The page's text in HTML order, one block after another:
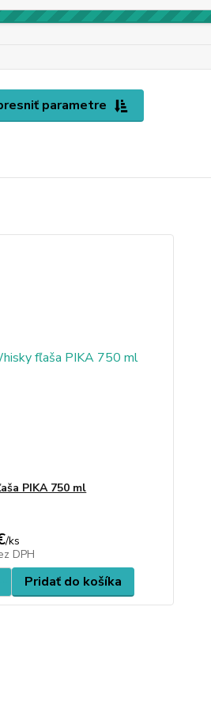
parametre
PIKA 750 ml
/ks
DPH
Pridať do košíka